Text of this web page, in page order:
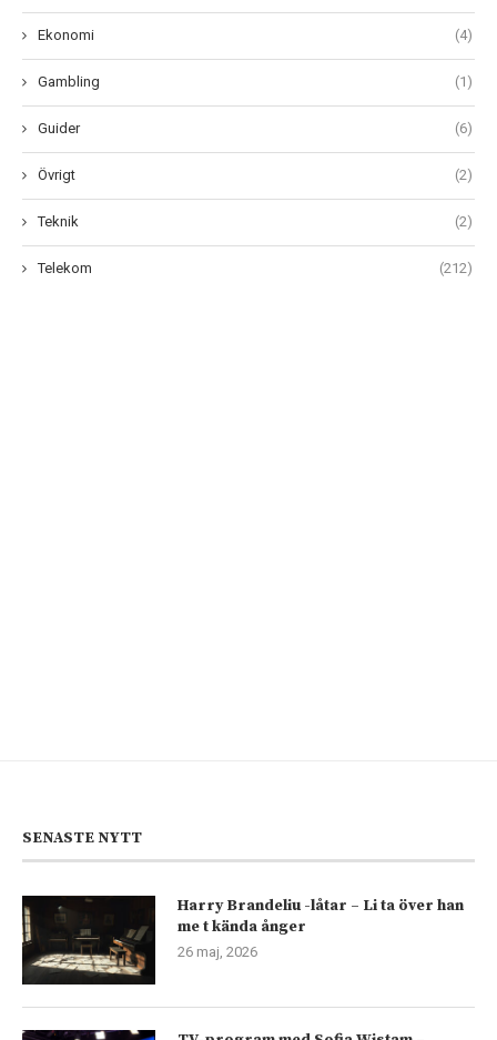
Ekonomi (4)
Gambling (1)
Guider (6)
Övrigt (2)
Teknik (2)
Telekom (212)
SENASTE NYTT
Harry Brandeliu -låtar – Li ta över han
me t kända ånger
26 maj, 2026